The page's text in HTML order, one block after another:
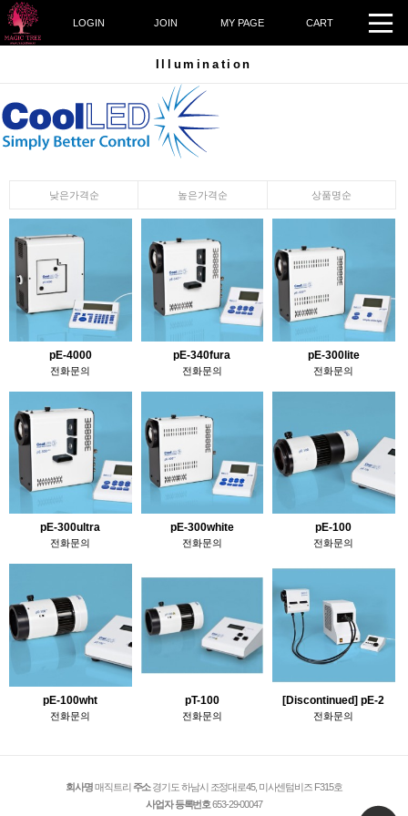
LOGIN JOIN MY PAGE CART
Illumination
낮은가격순 높은가격순 상품명순
pE-4000
전화문의
pE-340fura
전화문의
pE-300lite
전화문의
pE-300ultra
전화문의
pE-300white
전화문의
pE-100
전화문의
pE-100wht
전화문의
pT-100
전화문의
[Discontinued] pE-2
전화문의
회사명매직트리 주소경기도 하남시 조정대로45, 미사센텀비즈 F315호
사업자 등록번호653-29-00047